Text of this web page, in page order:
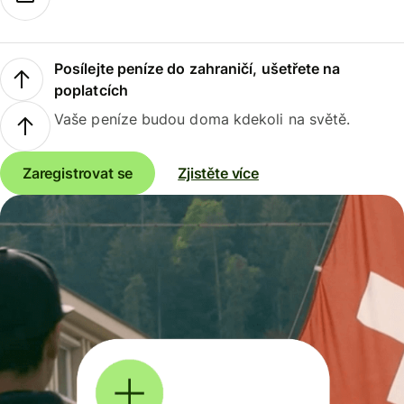
Posílejte peníze do zahraničí, ušetřete na
poplatcích
Vaše peníze budou doma kdekoli na světě.
Zaregistrovat se Zjistěte více